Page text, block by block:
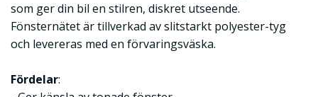
som ger din bil en stilren, diskret utseende.
Fönsternätet är tillverkad av slitstarkt polyester-tyg
och levereras med en förvaringsväska.
Fördelar: